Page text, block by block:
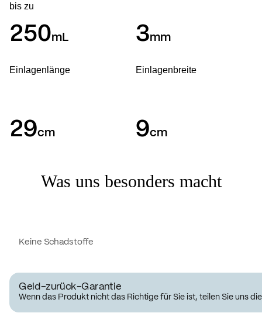
bis zu
250mL 3mm
Einlagenlänge
29cm
Einlagenbreite
9cm
Was uns besonders macht
Keine Schadstoffe
Geld-zurück-Garantie
Wenn das Produkt nicht das Richtige für Sie ist, teilen Sie uns